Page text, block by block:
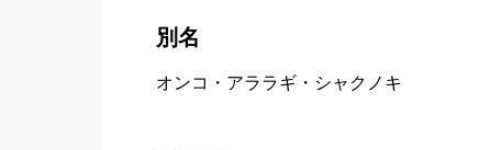
別名
オンコ・アララギ・シャクノキ